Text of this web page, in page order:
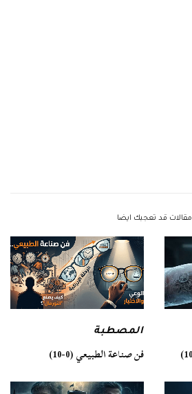
مقالات قد تعجبك ايضا
المصطبة
فن صناعة الطبيعي (0-10)